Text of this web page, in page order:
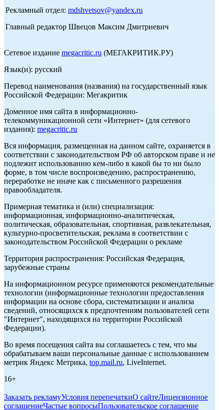
Рекламный отдел: mdshvetsov@yandex.ru
Главный редактор Швецов Максим Дмитриевич
Сетевое издание megacritic.ru (МЕГАКРИТИК.РУ)
Язык(и): русский
Перевод наименования (названия) на государственный язык
Российской Федерации: Мегакритик
Доменное имя сайта в информационно-
телекоммуникационной сети «Интернет» (для сетевого
издания): megacritic.ru
Вся информация, размещенная на данном сайте, охраняется в
соответствии с законодательством РФ об авторском праве и не
подлежит использованию кем-либо в какой бы то ни было
форме, в том числе воспроизведению, распространению,
переработке не иначе как с письменного разрешения
правообладателя.
Примерная тематика и (или) специализация:
информационная, информационно-аналитическая,
политическая, образовательная, спортивная, развлекательная,
культурно-просветительская, реклама в соответствии с
законодательством Российской Федерации о рекламе
Территория распространения: Российская Федерация,
зарубежные страны
На информационном ресурсе применяются рекомендательные
технологии (информационные технологии предоставления
информации на основе сбора, систематизации и анализа
сведений, относящихся к предпочтениям пользователей сети
"Интернет", находящихся на территории Российской
Федерации).
Во время посещения сайта вы соглашаетесь с тем, что мы
обрабатываем ваши персональные данные с использованием
метрик Яндекс Метрика, top.mail.ru, LiveInternet.
16+
Заказать рекламуУсловия перепечаткиО сайтеЛицензионное
соглашениеЧастые вопросыПользовательское соглашение